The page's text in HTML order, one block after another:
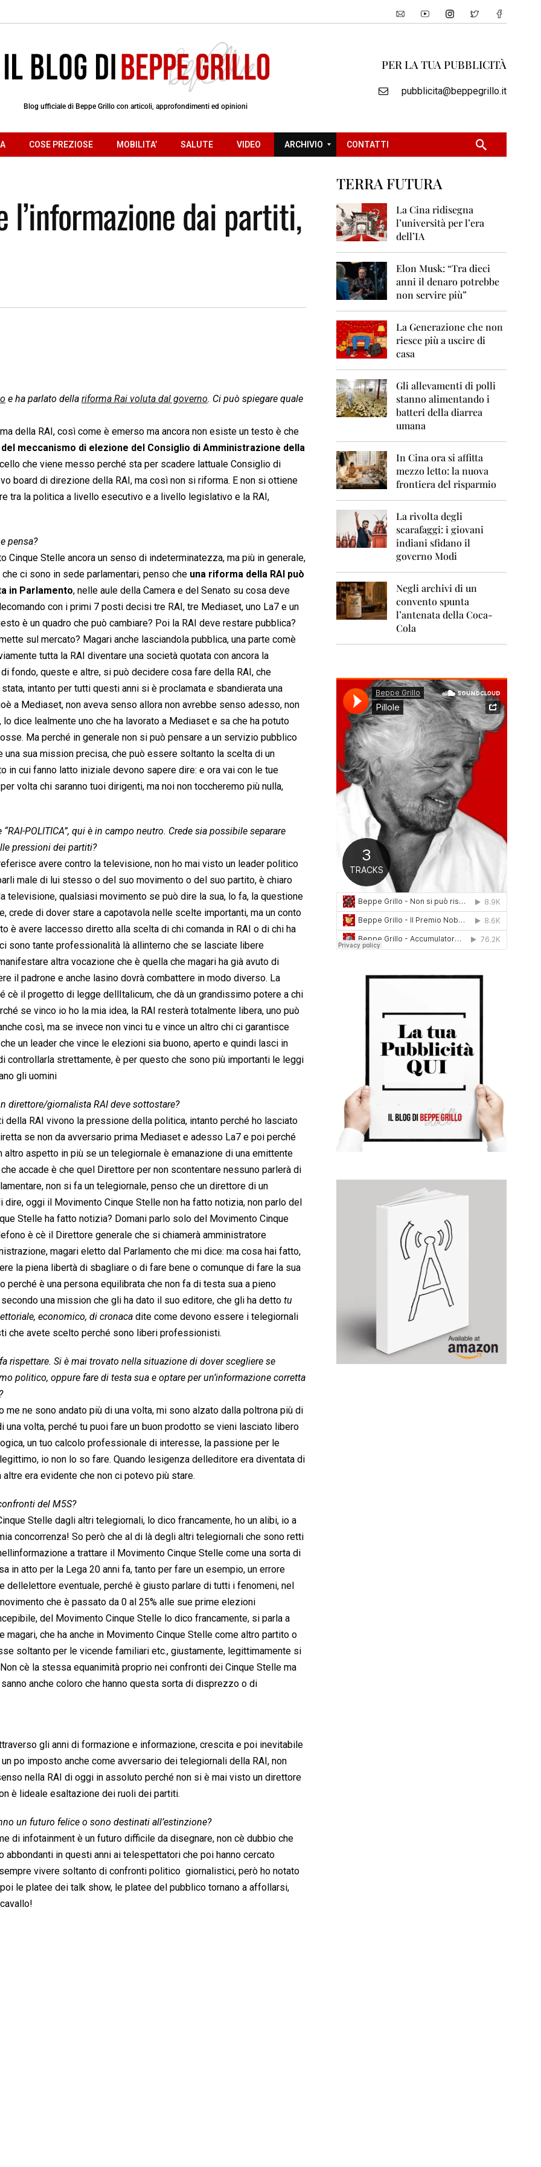
Blog ufficiale di Beppe Grillo con articoli, approfondimenti ed opinioni
PER LA TUA PUBBLICITÀ
pubblicita@beppegrillo.it
COSE PREZIOSE MOBILITA’ SALUTE VIDEO ARCHIVIO
0
0
5
2
8
0
9
0
1
2
1
2
2
0
1
4
5
1
CONTATTI
l’informazione dai partiti,
e ha parlato della riforma Rai voluta dal governo. Ci può spiegare quale
della RAI, così come è emerso ma ancora non esiste un testo è che
meccanismo di elezione del Consiglio di Amministrazione della
che viene messo perché sta per scadere lattuale Consiglio di
board di direzione della RAI, ma così non si riforma. E non si ottiene
tra la politica a livello esecutivo e a livello legislativo e la RAI,
pensa?
Stelle ancora un senso di indeterminatezza, ma più in generale,
ci sono in sede parlamentari, penso che una riforma della RAI può
in Parlamento, nelle aule della Camera e del Senato su cosa deve
con i primi 7 posti decisi tre RAI, tre Mediaset, uno La7 e un
è un quadro che può cambiare? Poi la RAI deve restare pubblica?
sul mercato? Magari anche lasciandola pubblica, una parte comè
tutta la RAI diventare una società quotata con ancora la
fondo, queste e altre, si può decidere cosa fare della RAI, che
intanto per tutti questi anni si è proclamata e sbandierata una
a Mediaset, non aveva senso allora non avrebbe senso adesso, non
dice lealmente uno che ha lavorato a Mediaset e sa che ha potuto
Ma perché in generale non si può pensare a un servizio pubblico
sua mission precisa, che può essere soltanto la scelta di un
cui fanno latto iniziale devono sapere dire: e ora vai con le tue
volta chi saranno tuoi dirigenti, ma noi non toccheremo più nulla,
POLITICA”, qui è in campo neutro. Crede sia possibile separare
pressioni dei partiti?
avere contro la televisione, non ho mai visto un leader politico
male di lui stesso o del suo movimento o del suo partito, è chiaro
televisione, qualsiasi movimento se può dire la sua, lo fa, la questione
crede di dover stare a capotavola nelle scelte importanti, ma un conto
è avere laccesso diretto alla scelta di chi comanda in RAI o di chi ha
sono tante professionalità là allinterno che se lasciate libere
altra vocazione che è quella che magari ha già avuto di
il padrone e anche lasino dovrà combattere in modo diverso. La
il progetto di legge dellItalicum, che dà un grandissimo potere a chi
se vinco io ho la mia idea, la RAI resterà totalmente libera, uno può
così, ma se invece non vinci tu e vince un altro chi ci garantisce
un leader che vince le elezioni sia buono, aperto e quindi lasci in
controllarla strettamente, è per questo che sono più importanti le leggi
gli uomini
direttore/giornalista RAI deve sottostare?
RAI vivono la pressione della politica, intanto perché ho lasciato
se non da avversario prima Mediaset e adesso La7 e poi perché
altro aspetto in più se un telegiornale è emanazione di una emittente
accade è che quel Direttore per non scontentare nessuno parlerà di
non si fa un telegiornale, penso che un direttore di un
oggi il Movimento Cinque Stelle non ha fatto notizia, non parlo del
Stelle ha fatto notizia? Domani parlo solo del Movimento Cinque
è cè il Direttore generale che si chiamerà amministratore
magari eletto dal Parlamento che mi dice: ma cosa hai fatto,
la piena libertà di sbagliare o di fare bene o comunque di fare la sua
è una persona equilibrata che non fa di testa sua a pieno
una mission che gli ha dato il suo editore, che gli ha detto  tu
economico, di cronaca  dite come devono essere i telegiornali
che avete scelto perché sono liberi professionisti.
rispettare. Si è mai trovato nella situazione di dover scegliere se
politico, oppure fare di testa sua e optare per un’informazione corretta
me ne sono andato più di una volta, mi sono alzato dalla poltrona più di
volta, perché tu puoi fare un buon prodotto se vieni lasciato libero
un tuo calcolo professionale di interesse, la passione per le
io non lo so fare. Quando lesigenza delleditore era diventata di
era evidente che non ci potevo più stare.
del M5S?
Stelle dagli altri telegiornali, lo dico francamente, ho un alibi, io a
concorrenza! So però che al di là degli altri telegiornali che sono retti
a trattare il Movimento Cinque Stelle come una sorta di
in atto per la Lega 20 anni fa, tanto per fare un esempio, un errore
eventuale, perché è giusto parlare di tutti i fenomeni, nel
che è passato da 0 al 25% alle sue prime elezioni
del Movimento Cinque Stelle lo dico francamente, si parla a
che ha anche in Movimento Cinque Stelle come altro partito o
soltanto per le vicende familiari etc., giustamente, legittimamente si
cè la stessa equanimità proprio nei confronti dei Cinque Stelle ma
anche coloro che hanno questa sorta di disprezzo o di
gli anni di formazione e informazione, crescita e poi inevitabile
po imposto anche come avversario dei telegiornali della RAI, non
nella RAI di oggi in assoluto perché non si è mai visto un direttore
è lideale esaltazione dei ruoli dei partiti.
un futuro felice o sono destinati all’estinzione?
di infotainment è un futuro difficile da disegnare, non cè dubbio che
in questi anni ai telespettatori che poi hanno cercato
vivere soltanto di confronti politico  giornalistici, però ho notato
le platee dei talk show, le platee del pubblico tornano a affollarsi,
TERRA FUTURA
La Cina ridisegna
l’università per l’era
dell’IA
Elon Musk: “Tra dieci
anni il denaro potrebbe
non servire più”
La Generazione che non
riesce più a uscire di
casa
Gli allevamenti di polli
stanno alimentando i
batteri della diarrea
umana
In Cina ora si affitta
mezzo letto: la nuova
frontiera del risparmio
La rivolta degli
scarafaggi: i giovani
indiani sfidano il
governo Modi
Negli archivi di un
convento spunta
l’antenata della Coca-
Cola